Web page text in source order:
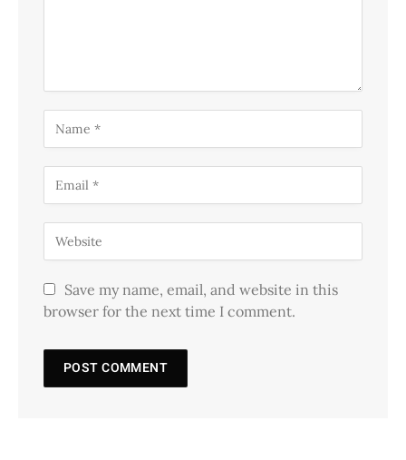
Save my name, email, and website in this
browser for the next time I comment.